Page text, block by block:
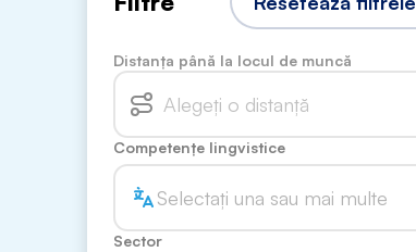
Distanța până la locul de muncă
Alegeți o distanță
Competențe lingvistice
Selectați una sau mai multe
Sector